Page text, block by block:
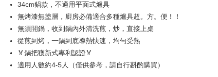
Perkhidmatan ini disediakan oleh Taiwan Mobile dan tersedia untuk
pengguna Taiwan Mobile tanpa memerlukan permohonan tambahan.
Jika anda memilih OP Pay Later sebagai kaedah pembayaran, sistem
akan mengarahkan anda secara automatik ke proses transaksi OP Pay
Pemindahan ATM
Pilihan Penghantaran
付款後全家取貨，滿3000免運
NT$99/pesanan | Penghantaran percuma untuk pesanan
34cm鍋款，不適用平面式爐具
無烤漆無塗層，廚房必備適合多種爐具超。方。便！！
無須開鍋，收到鍋內外清洗煎，炒，直接上桌
從煎到烤，一鍋到底導熱快速，均勻受熱
🏅鍋把獲新式專利認證🏅
適用人數約4-5人（僅供參考，請自行斟酌購買）